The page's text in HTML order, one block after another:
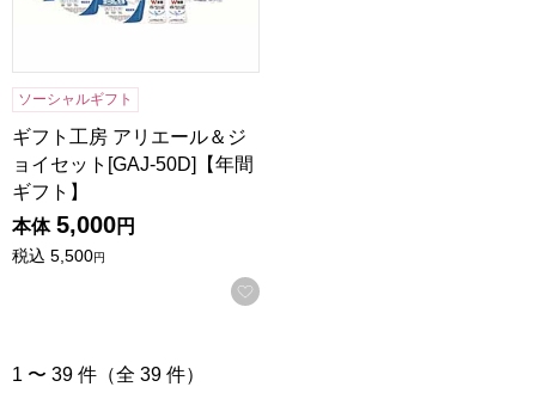
ソーシャルギフト
ギフト工房 アリエール＆ジ
ョイセット[GAJ-50D]【年間
ギフト】
本体 5,000円
税込 5,500円
お気に入りに登録する
1 〜 39 件（全 39 件）